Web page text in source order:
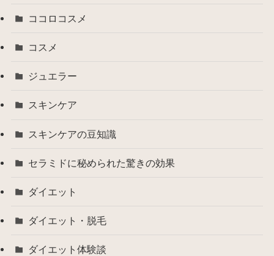
ココロコスメ
コスメ
ジュエラー
スキンケア
スキンケアの豆知識
セラミドに秘められた驚きの効果
ダイエット
ダイエット・脱毛
ダイエット体験談